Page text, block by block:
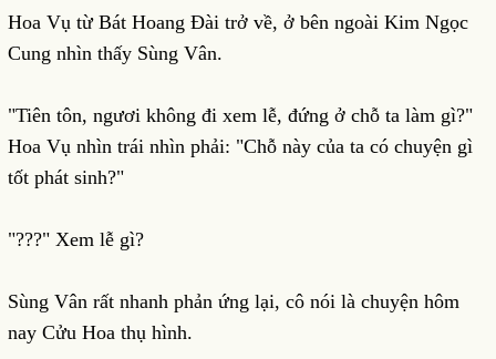
Hoa Vụ từ Bát Hoang Đài trở về, ở bên ngoài Kim Ngọc
Cung nhìn thấy Sùng Vân.
"Tiên tôn, ngươi không đi xem lễ, đứng ở chỗ ta làm gì?"
Hoa Vụ nhìn trái nhìn phải: "Chỗ này của ta có chuyện gì
tốt phát sinh?"
"???" Xem lễ gì?
Sùng Vân rất nhanh phản ứng lại, cô nói là chuyện hôm
nay Cửu Hoa thụ hình.